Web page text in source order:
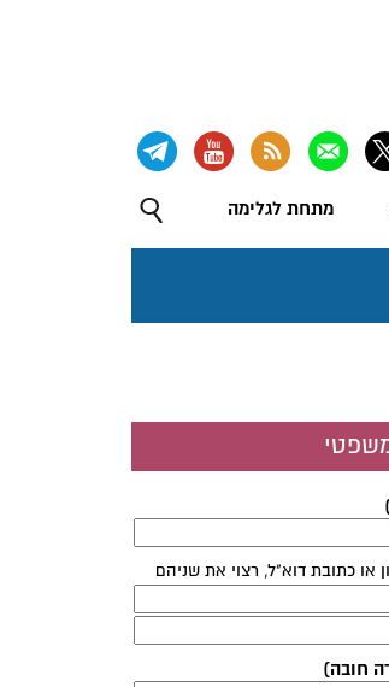
מתחת לגלימה
או כתובת דוא"ל, רצוי את שניהם
חובה)